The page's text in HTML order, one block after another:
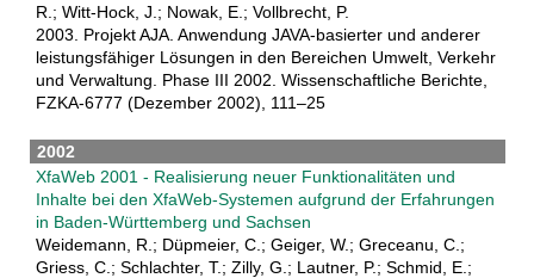
R.; Witt-Hock, J.; Nowak, E.; Vollbrecht, P.
2003. Projekt AJA. Anwendung JAVA-basierter und anderer
leistungsfähiger Lösungen in den Bereichen Umwelt, Verkehr
und Verwaltung. Phase III 2002. Wissenschaftliche Berichte,
FZKA-6777 (Dezember 2002), 111–25
2002
XfaWeb 2001 - Realisierung neuer Funktionalitäten und
Inhalte bei den XfaWeb-Systemen aufgrund der Erfahrungen
in Baden-Württemberg und Sachsen
Weidemann, R.; Düpmeier, C.; Geiger, W.; Greceanu, C.;
Griess, C.; Schlachter, T.; Zilly, G.; Lautner, P.; Schmid, E.;